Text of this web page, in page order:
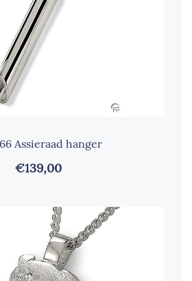
Assieraad hanger
€139,00